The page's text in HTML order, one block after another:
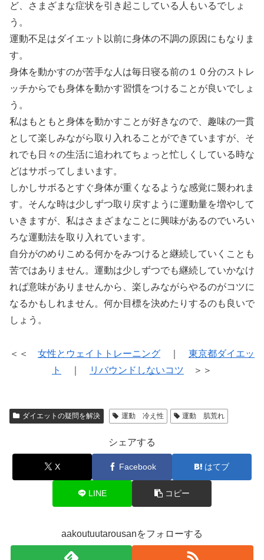
ど、さまざまな症状を引き起こしている人もいるでしょ
う。
運動不足はダイエット以前に身体の不調の原因にもなりま
す。
身体を動かすのが苦手な人は毎日寝る前の１０分のストレ
ッチからでも身体を動かす習慣をつけることが良いでしょ
う。
私はもともと身体を動かすことが好きなので、趣味の一貫
として楽しみながら取り入れることができていますが、そ
れでも日々の生活に追われてちょっと忙しくしている時な
どはサボってしまいます。
しかしサボるとすぐ身体が重くなるような感覚に襲われま
す。そんな時は少しずつ取り戻すように運動量を増やして
いきますが、私はさまざまなことに興味があるのでいろい
ろな運動法を取り入れています。
自分がのめりこめる何かをみつけると継続していくことも
苦ではありません。運動は少しずつでも継続していかなけ
れば意味がありませんから、楽しみながらやるのがコツに
なるかもしれません。何か目標を決めたりするのも良いで
しょう。
＜＜ 女性とウェイトトレーニング
東京都ダイエッ
ト
リバウンドしないコツ ＞＞
ダイエットの疑問を解決 運動 冷え性 運動 肌荒れ
シェアする
X Facebook はてブ
LINE コピー
aakoutuutarousanをフォローする